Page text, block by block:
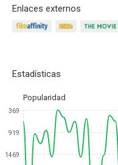
Enlaces externos
Estadísticas
Popularidad
369
919
1469